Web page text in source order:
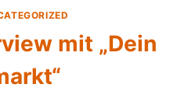
mit „Dein